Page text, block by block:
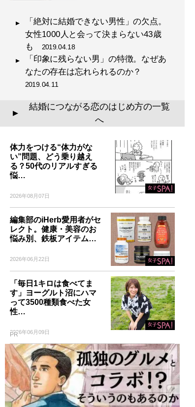
「絶対に結婚できない男性」の欠点。
女性1000人と会って決まらない43歳
も
2019.04.18
「印象に残らない男」の特徴。なぜあ
なたの存在は忘れられるのか？
2019.04.11
▲
結婚につながる恋のはじめ方の一覧
へ
体力をつける“体力がな
い”問題、どう乗り越え
る？50代のリアルすぎる
悩…
2026年08月07日
編集部のiHerb愛用者がセ
レクト。健康・美容のお
悩み別、鉄板アイテム…
2026年06月22日
「毎日1キロは食べてま
す」ヨーグルト沼にハマ
って3500種類食べた女
性…
2026年06月09日
PR